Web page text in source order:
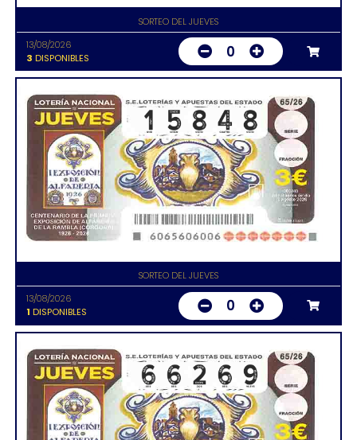
SORTEO DEL JUEVES
13/08/2026
3 DISPONIBLES 0
SORTEO DEL JUEVES
13/08/2026
1 DISPONIBLES 0